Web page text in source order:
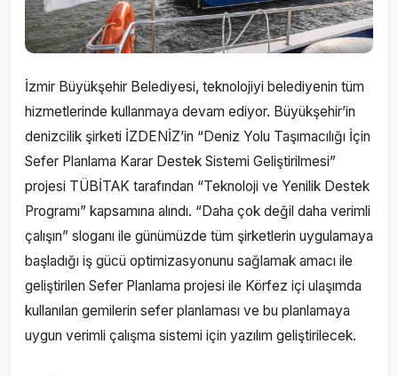
İzmir Büyükşehir Belediyesi, teknolojiyi belediyenin tüm
hizmetlerinde kullanmaya devam ediyor. Büyükşehir’in
denizcilik şirketi İZDENİZ’in “Deniz Yolu Taşımacılığı İçin
Sefer Planlama Karar Destek Sistemi Geliştirilmesi”
projesi TÜBİTAK tarafından “Teknoloji ve Yenilik Destek
Programı” kapsamına alındı. “Daha çok değil daha verimli
çalışın” sloganı ile günümüzde tüm şirketlerin uygulamaya
başladığı iş gücü optimizasyonunu sağlamak amacı ile
geliştirilen Sefer Planlama projesi ile Körfez içi ulaşımda
kullanılan gemilerin sefer planlaması ve bu planlamaya
uygun verimli çalışma sistemi için yazılım geliştirilecek.